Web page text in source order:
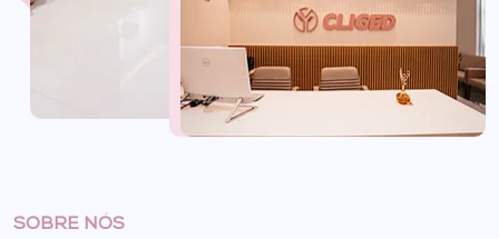
SOBRE NÓS